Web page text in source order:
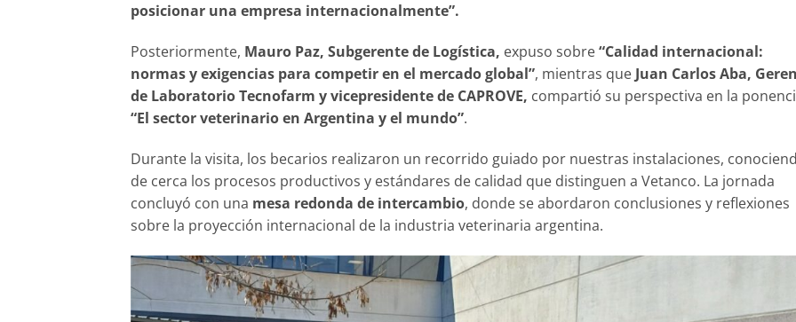
posicionar una empresa internacionalmente”.
Posteriormente, Mauro Paz, Subgerente de Logística, expuso sobre“Calidad internacional:
normas y exigencias para competir en el mercado global”, mientras que Juan Carlos Aba,
de Laboratorio Tecnofarm y vicepresidente de CAPROVE, compartió su perspectiva en la
“El sector veterinario en Argentina y el mundo”.
Durante la visita, los becarios realizaron un recorrido guiado por nuestras instalaciones,
de cerca los procesos productivos y estándares de calidad que distinguen a Vetanco. La jornada
concluyó con una mesa redonda de intercambio, donde se abordaron conclusiones y reflexiones
sobre la proyección internacional de la industria veterinaria argentina.